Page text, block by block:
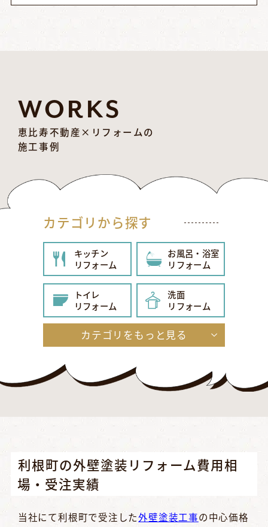
WORKS
恵比寿不動産×リフォームの
施工事例
カテゴリから探す
キッチン
リフォーム
お風呂・浴室
リフォーム
トイレ
リフォーム
洗面
リフォーム
給湯器
リフォーム
内装
リフォーム
玄関
リフォーム
エクステリア
リフォーム
外壁・屋根
カテゴリをもっと見る
利根町の外壁塗装リフォーム費用相
場・受注実績
当社にて利根町で受注した外壁塗装工事の中心価格